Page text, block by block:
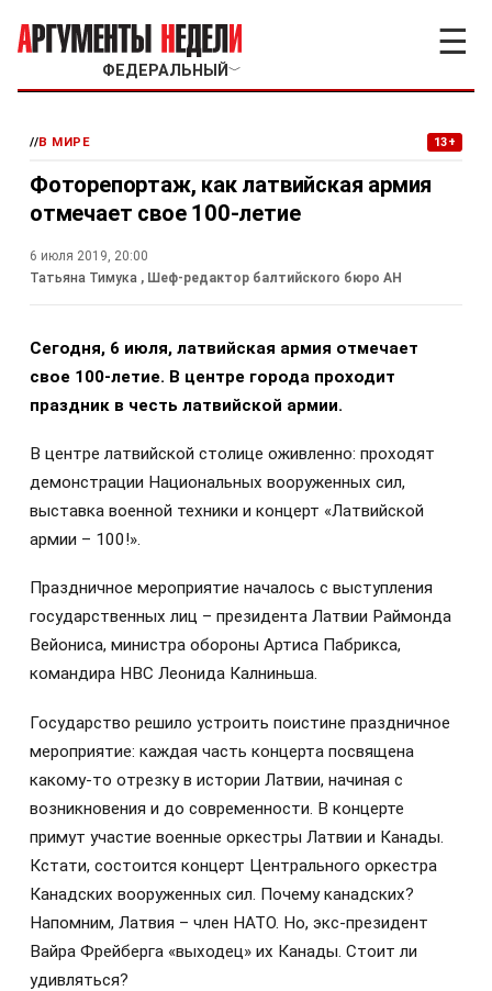
ФЕДЕРАЛЬНЫЙ ﹀
☰
//В МИРЕ 13+
Фоторепортаж, как латвийская армия
отмечает свое 100-летие
6 июля 2019, 20:00
Татьяна Тимука , Шеф-редактор балтийского бюро АН
Сегодня, 6 июля, латвийская армия отмечает
свое 100-летие. В центре города проходит
праздник в честь латвийской армии.
В центре латвийской столице оживленно: проходят
демонстрации Национальных вооруженных сил,
выставка военной техники и концерт «Латвийской
армии – 100!».
Праздничное мероприятие началось с выступления
государственных лиц – президента Латвии Раймонда
Вейониса, министра обороны Артиса Пабрикса,
командира НВС Леонида Калниньша.
Государство решило устроить поистине праздничное
мероприятие: каждая часть концерта посвящена
какому-то отрезку в истории Латвии, начиная с
возникновения и до современности. В концерте
примут участие военные оркестры Латвии и Канады.
Кстати, состоится концерт Центрального оркестра
Канадских вооруженных сил. Почему канадских?
Напомним, Латвия – член НАТО. Но, экс-президент
Вайра Фрейберга «выходец» их Канады. Стоит ли
удивляться?